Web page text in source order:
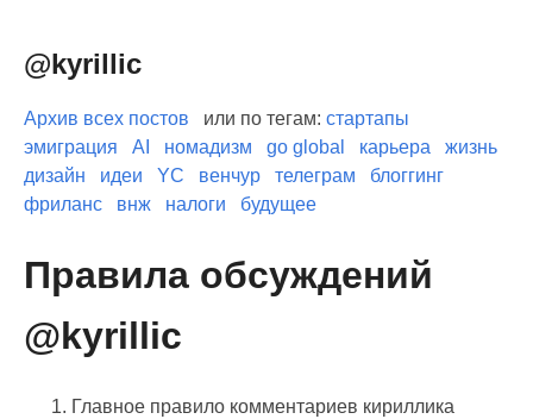
@kyrillic
Архив всех постов или по тегам: стартапы
эмиграция
AI номадизм go global карьера
жизнь
дизайн
идеи YC венчур телеграм
блоггинг
фриланс
внж налоги будущее
Правила обсуждений
@kyrillic
Главное правило комментариев кириллика